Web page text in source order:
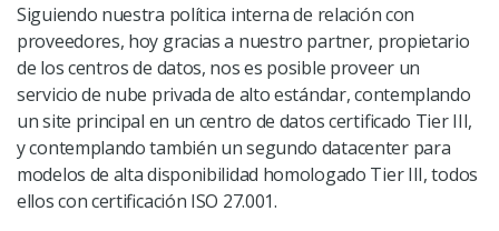
Siguiendo nuestra política interna de relación con
proveedores, hoy gracias a nuestro partner, propietario
de los centros de datos, nos es posible proveer un
servicio de nube privada de alto estándar, contemplando
un site principal en un centro de datos certificado Tier III,
y contemplando también un segundo datacenter para
modelos de alta disponibilidad homologado Tier III, todos
ellos con certificación ISO 27.001.